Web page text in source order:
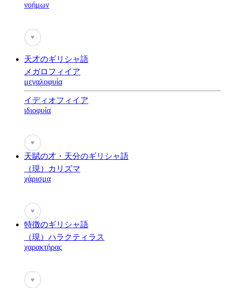
νοήμων
♥
天才のギリシャ語
メガロフィイア
μεγαλοφυία
イディオフィイア
ιδιοφυία
♥
天賦の才・天分のギリシャ語
（現）カリズマ
χάρισμα
♥
特徴のギリシャ語
（現）ハラクティラス
χαρακτήρας
♥